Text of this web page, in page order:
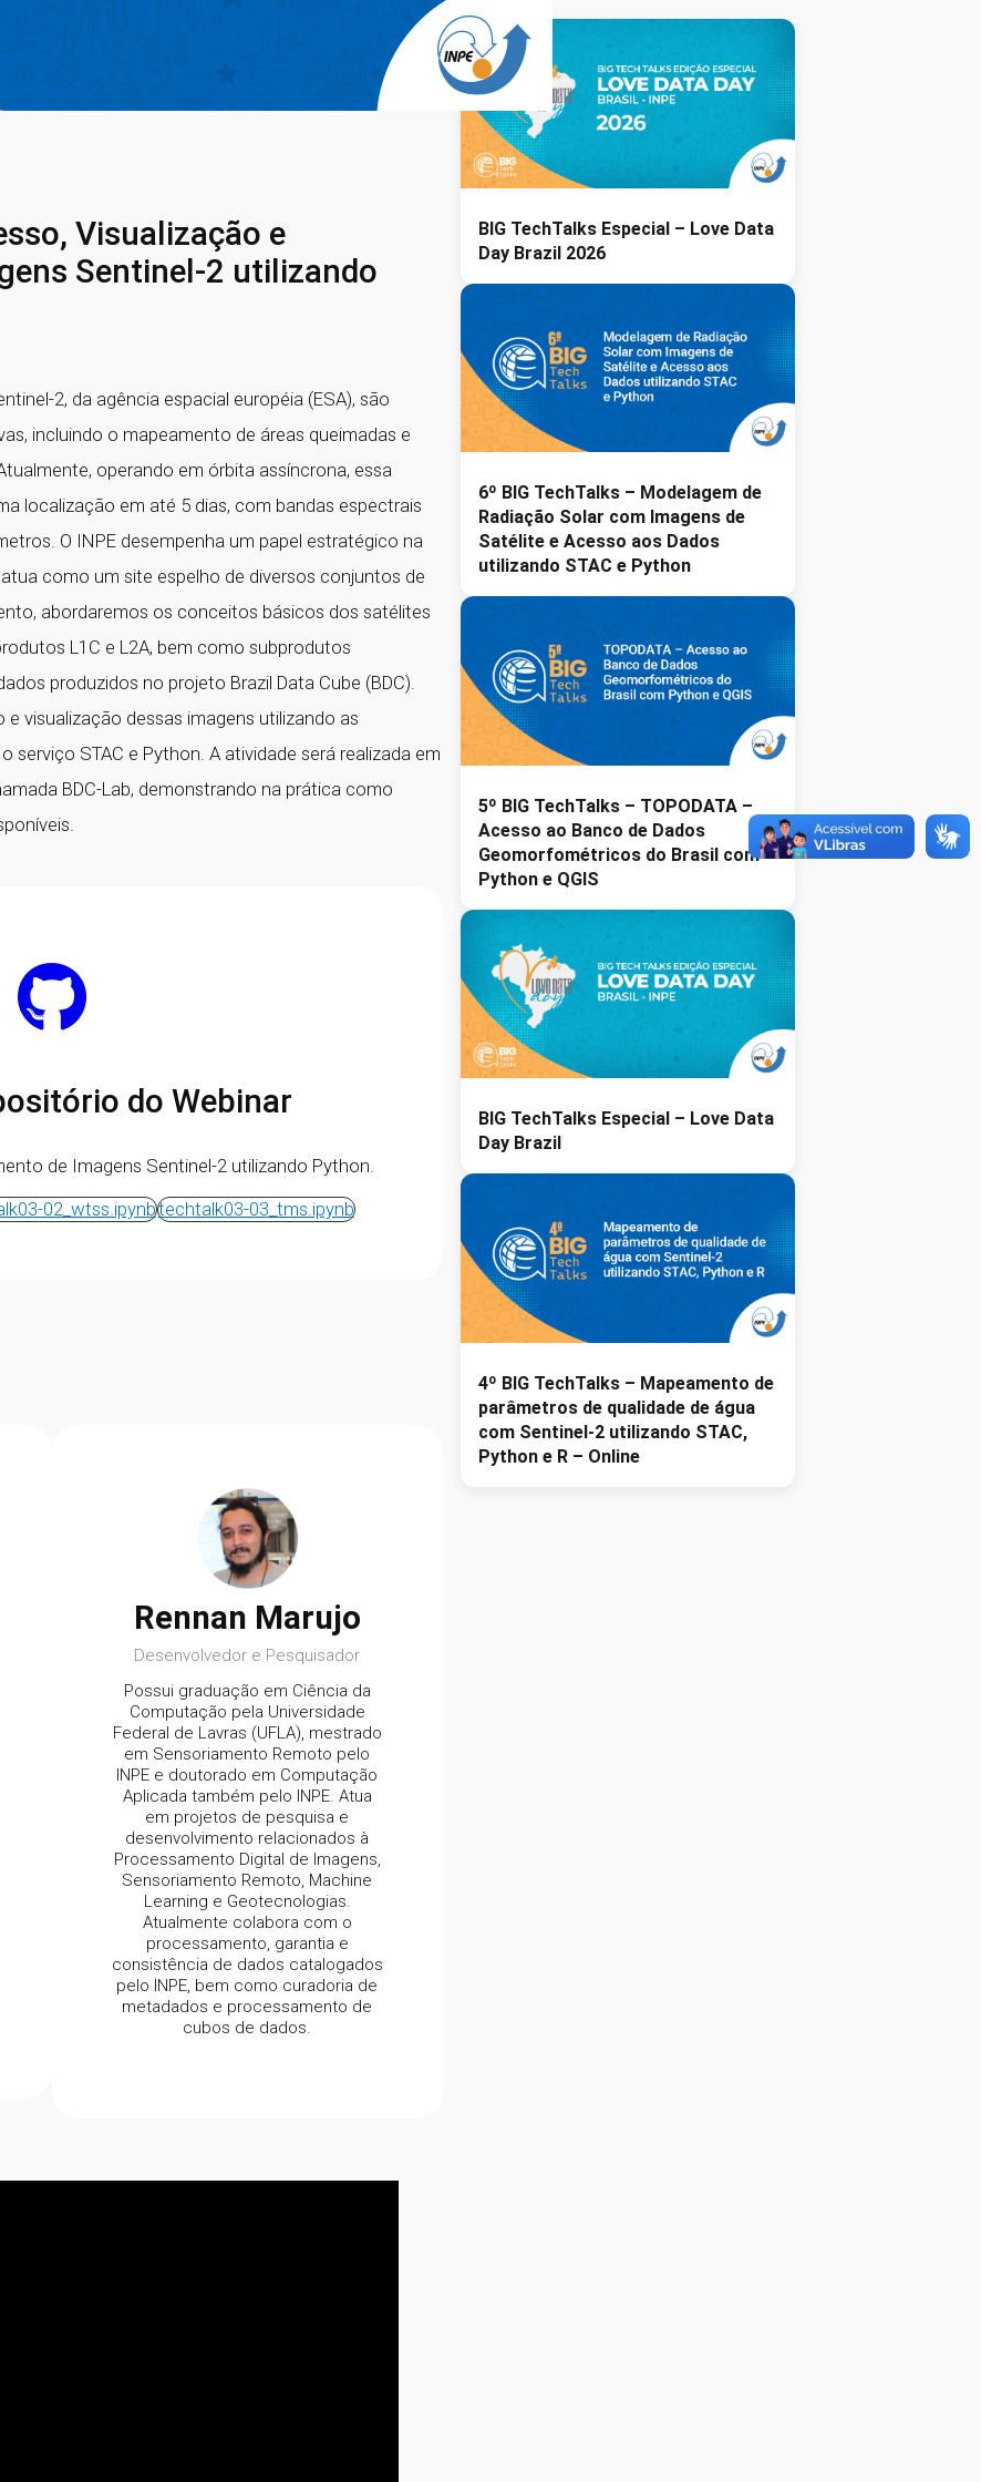
Visualização e
Sentinel-2 utilizando
2, da agência espacial européia (ESA), são
incluindo o mapeamento de áreas queimadas e
operando em órbita assíncrona, essa
localização em até 5 dias, com bandas espectrais
O INPE desempenha um papel estratégico na
como um site espelho de diversos conjuntos de
abordaremos os conceitos básicos dos satélites
L1C e L2A, bem como subprodutos
produzidos no projeto Brazil Data Cube (BDC).
visualização dessas imagens utilizando as
serviço STAC e Python. A atividade será realizada em
BDC-Lab, demonstrando na prática como
do Webinar
de Imagens Sentinel-2 utilizando Python.
02_wtss.ipynbtechtalk03-03_tms.ipynb
Rennan Marujo
Desenvolvedor e Pesquisador
Possui graduação em Ciência da
Computação pela Universidade
Federal de Lavras (UFLA), mestrado
em Sensoriamento Remoto pelo
INPE e doutorado em Computação
Aplicada também pelo INPE. Atua
em projetos de pesquisa e
desenvolvimento relacionados à
Processamento Digital de Imagens,
Sensoriamento Remoto, Machine
Learning e Geotecnologias.
Atualmente colabora com o
processamento, garantia e
consistência de dados catalogados
pelo INPE, bem como curadoria de
metadados e processamento de
cubos de dados.
BIG TechTalks Especial – Love Data
Day Brazil 2026
6º BIG TechTalks – Modelagem de
Radiação Solar com Imagens de
Satélite e Acesso aos Dados
utilizando STAC e Python
5º BIG TechTalks – TOPODATA –
Acesso ao Banco de Dados
Geomorfométricos do Brasil com
Python e QGIS
BIG TechTalks Especial – Love Data
Day Brazil
4º BIG TechTalks – Mapeamento de
parâmetros de qualidade de água
com Sentinel-2 utilizando STAC,
Python e R – Online